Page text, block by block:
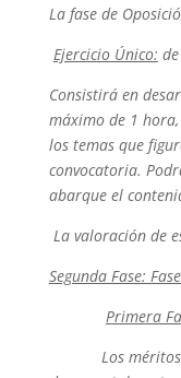
La fase de
Ejercicio Único:
Consistirá en
máximo de 1
los temas que
convocatoria.
abarque el
La valoración de
Segunda Fase:
Primera
Los méritos